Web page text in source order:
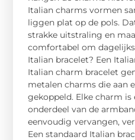
Italian charms vormen
liggen plat op de pols.
strakke uitstraling en
comfortabel om
Italian bracelet? Een
Italian charm bracelet
metalen charms die aan
gekoppeld. Elke charm is
onderdeel van de
eenvoudig vervangen,
Een standaard Italian